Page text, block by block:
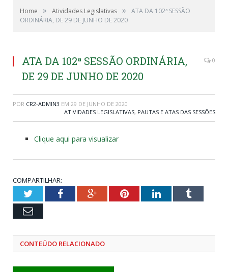
Home » Atividades Legislativas »
ATA DA 102ª SESSÃO
ORDINÁRIA, DE 29 DE JUNHO DE 2020
ATA DA 102ª SESSÃO ORDINÁRIA,
DE 29 DE JUNHO DE 2020
0
POR CR2-ADMIN3 EM 29 DE JUNHO DE 2020
ATIVIDADES LEGISLATIVAS, PAUTAS E ATAS DAS SESSÕES
Clique aqui para visualizar
COMPARTILHAR:
TwitterFacebookGoogle+PinterestLinkedInTumblr
Email
CONTEÚDO RELACIONADO